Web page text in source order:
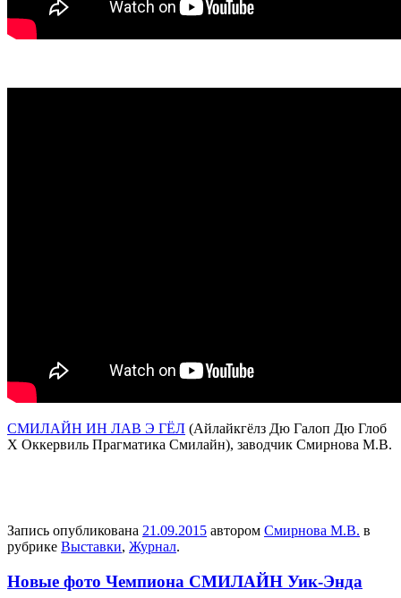
СМИЛАЙН ИН ЛАВ Э ГЁЛ (Айлайкгёлз Дю Галоп Дю Глоб
Х Оккервиль Прагматика Смилайн), заводчик Смирнова М.В.
Запись опубликована 21.09.2015 автором Смирнова М.В. в
рубрике Выставки, Журнал.
Новые фото Чемпиона СМИЛАЙН Уик-Энда